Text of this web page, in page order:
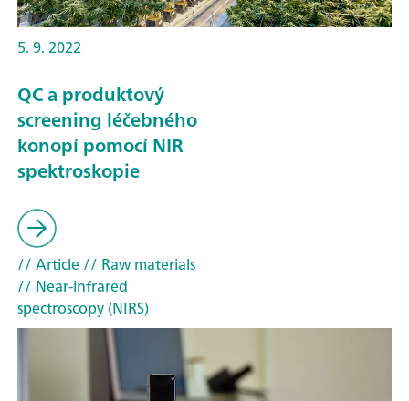
5. 9. 2022
QC a produktový
screening léčebného
konopí pomocí NIR
spektroskopie
// Article// Raw materials
// Near-infrared
spectroscopy (NIRS)